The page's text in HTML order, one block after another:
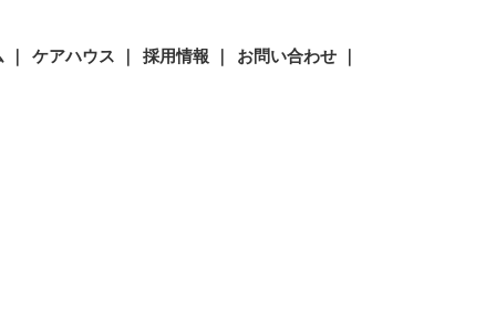
ケアハウス ｜ 採用情報 ｜ お問い合わせ ｜